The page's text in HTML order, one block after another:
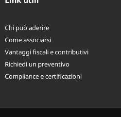
Chi può aderire
Come associarsi
Vantaggi fiscali e contributivi
Richiedi un preventivo
Compliance e certificazioni